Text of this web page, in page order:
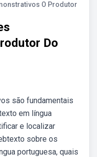
O Produtor
Do
são fundamentais
em língua
e localizar
sobre os
portuguesa, quais